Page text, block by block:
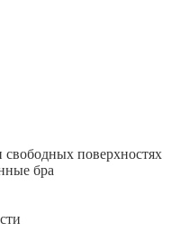
поверхностях
бра